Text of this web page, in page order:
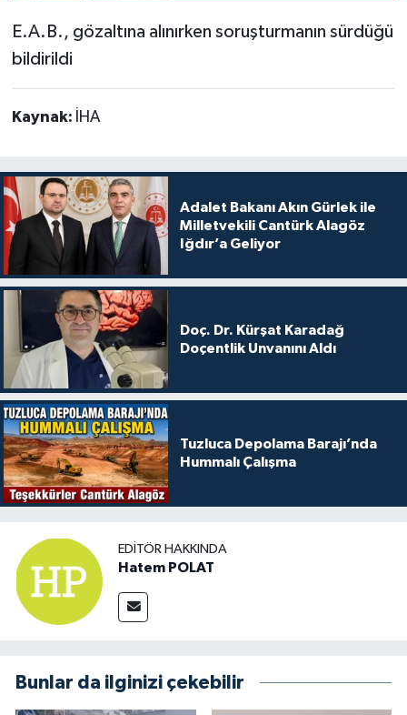
E.A.B., gözaltına alınırken soruşturmanın sürdüğü
bildirildi
Kaynak: İHA
Adalet Bakanı Akın Gürlek ile
Milletvekili Cantürk Alagöz
Iğdır’a Geliyor
Doç. Dr. Kürşat Karadağ
Doçentlik Unvanını Aldı
Tuzluca Depolama Barajı’nda
Hummalı Çalışma
EDITÖR HAKKINDA
Hatem POLAT
Bunlar da ilginizi çekebilir